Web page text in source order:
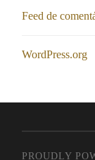
Feed de
WordPress.org
PROUDLY